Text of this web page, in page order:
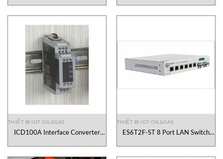
THIẾT BỊ IOT OIL&GAS
ICD100A Interface Converter
THIẾT BỊ IOT OIL&GAS
ES6T2F-ST 8 Port LAN Switch